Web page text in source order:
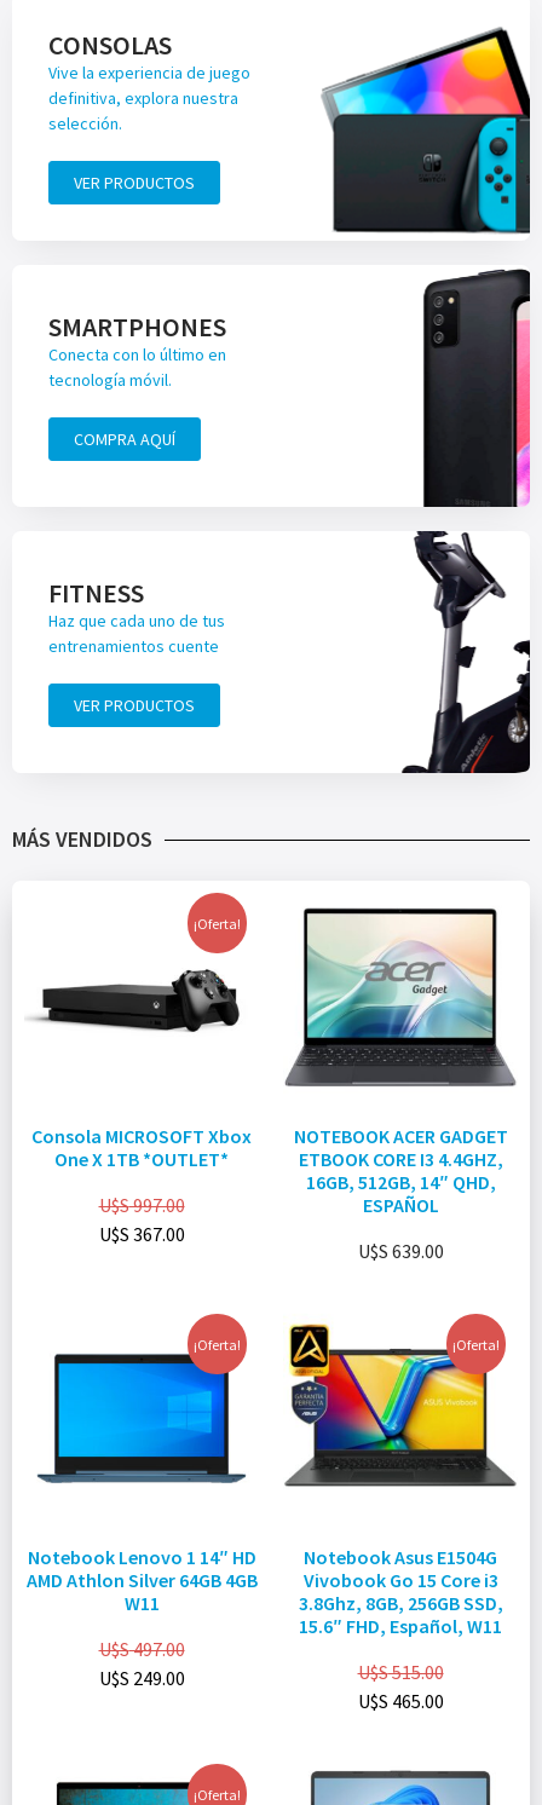
CONSOLAS
Vive la experiencia de juego
definitiva, explora nuestra
selección.
VER PRODUCTOS
SMARTPHONES
Conecta con lo último en
tecnología móvil.
COMPRA AQUÍ
FITNESS
Haz que cada uno de tus
entrenamientos cuente
VER PRODUCTOS
MÁS VENDIDOS
¡Oferta!
Consola MICROSOFT Xbox
One X 1TB *OUTLET*
U$S997.00
U$S 367.00
NOTEBOOK ACER GADGET
ETBOOK CORE I3 4.4GHZ,
16GB, 512GB, 14″ QHD,
ESPAÑOL
U$S 639.00
¡Oferta!
Notebook Lenovo 1 14″ HD
AMD Athlon Silver 64GB 4GB
W11
U$S497.00
U$S 249.00
¡Oferta!
Notebook Asus E1504G
Vivobook Go 15 Core i3
3.8Ghz, 8GB, 256GB SSD,
15.6″ FHD, Español, W11
U$S515.00
U$S 465.00
¡Oferta!